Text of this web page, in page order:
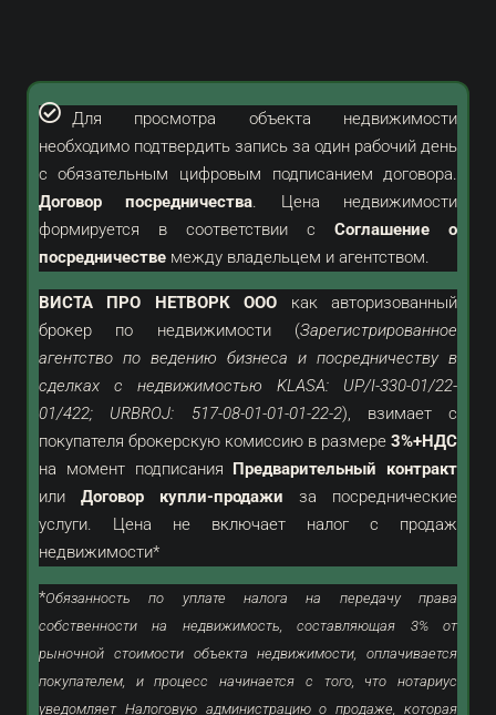
Для просмотра объекта недвижимости
необходимо подтвердить запись за один рабочий день
с обязательным цифровым подписанием договора.
Договор посредничества. Цена недвижимости
формируется в соответствии сСоглашение о
посредничествемежду владельцем и агентством.
ВИСТА ПРО НЕТВОРК ООО какавторизованный
брокер по недвижимости (Зарегистрированное
агентство по ведению бизнеса и посредничеству в
сделках с недвижимостью KLASA: UP/I-330-01/22-
01/422; URBROJ: 517-08-01-01-01-22-2), взимает с
покупателя брокерскую комиссию в размере3%+НДС
на момент подписания Предварительный контракт
или Договор купли-продажи за посреднические
услуги. Цена не включает налог с продаж
недвижимости*
*Обязанность по уплате налога на передачу права
собственности на недвижимость, составляющая 3% от
рыночной стоимости объекта недвижимости, оплачивается
покупателем, и процесс начинается с того, что нотариус
уведомляет Налоговую администрацию о продаже, которая